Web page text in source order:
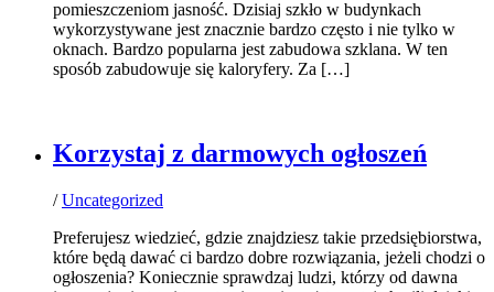
pomieszczeniom jasność. Dzisiaj szkło w budynkach
wykorzystywane jest znacznie bardzo często i nie tylko w
oknach. Bardzo popularna jest zabudowa szklana. W ten
sposób zabudowuje się kaloryfery. Za […]
Korzystaj z darmowych ogłoszeń
/Uncategorized
Preferujesz wiedzieć, gdzie znajdziesz takie przedsiębiorstwa,
które będą dawać ci bardzo dobre rozwiązania, jeżeli chodzi o
ogłoszenia? Koniecznie sprawdzaj ludzi, którzy od dawna